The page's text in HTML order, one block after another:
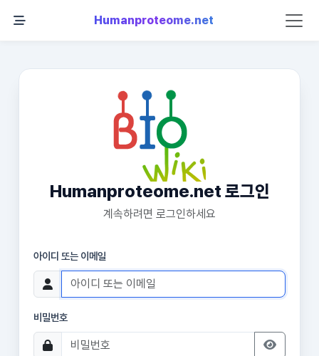
Humanproteome.net
Humanproteome.net 로그인
계속하려면 로그인하세요
아이디 또는 이메일
비밀번호